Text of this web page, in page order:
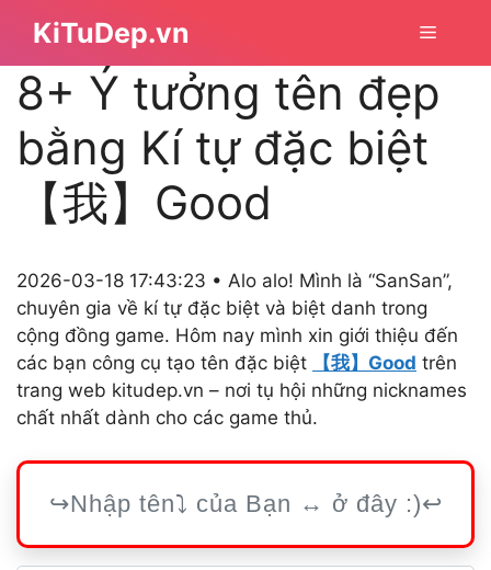
nội
dung
KiTuDep.vn Menu
8+ Ý tưởng tên đẹp
bằng Kí tự đặc biệt
【我】Good
2026-03-18 17:43:23 • Alo alo! Mình là “SanSan”,
chuyên gia về kí tự đặc biệt và biệt danh trong
cộng đồng game. Hôm nay mình xin giới thiệu đến
các bạn công cụ tạo tên đặc biệt
【我】Good trên
trang web kitudep.vn – nơi tụ hội những nicknames
chất nhất dành cho các game thủ.